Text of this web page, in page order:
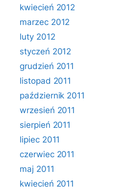
kwiecień 2012
marzec 2012
luty 2012
styczeń 2012
grudzień 2011
listopad 2011
październik 2011
wrzesień 2011
sierpień 2011
lipiec 2011
czerwiec 2011
maj 2011
kwiecień 2011